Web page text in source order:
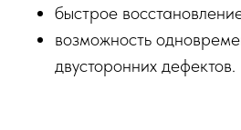
быстрое
возможность
двусторонних дефектов.